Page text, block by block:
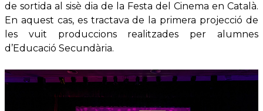
de sortida al sisè dia de la Festa del Cinema en Català.
En aquest cas, es tractava de la primera projecció de
les vuit produccions realitzades per alumnes
d’Educació Secundària.